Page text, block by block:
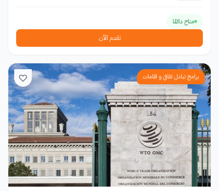
متاح دائمًا
تقدم الآن
برامج تبادل ثقافي و اقامات